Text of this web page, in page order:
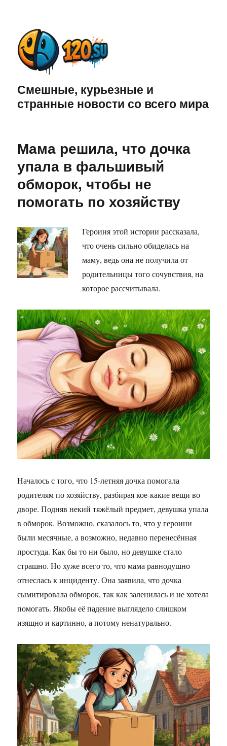
Смешные, курьезные и
странные новости со всего мира
Мама решила, что дочка
упала в фальшивый
обморок, чтобы не
помогать по хозяйству
Героиня этой истории рассказала,
что очень сильно обиделась на
маму, ведь она не получила от
родительницы того сочувствия, на
которое рассчитывала.
Началось с того, что 15-летняя дочка помогала
родителям по хозяйству, разбирая кое-какие вещи во
дворе. Подняв некий тяжёлый предмет, девушка упала
в обморок. Возможно, сказалось то, что у героини
были месячные, а возможно, недавно перенесённая
простуда. Как бы то ни было, но девушке стало
страшно. Но хуже всего то, что мама равнодушно
отнеслась к инциденту. Она заявила, что дочка
сымитировала обморок, так как заленилась и не хотела
помогать. Якобы её падение выглядело слишком
изящно и картинно, а потому ненатурально.